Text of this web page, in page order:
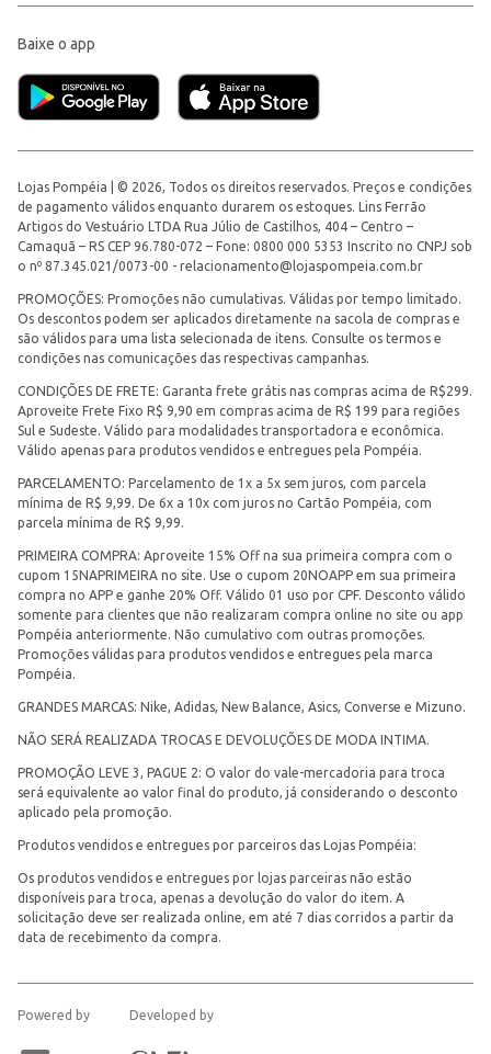
Baixe o app
Lojas Pompéia | © 2026, Todos os direitos reservados. Preços e condições
de pagamento válidos enquanto durarem os estoques. Lins Ferrão
Artigos do Vestuário LTDA Rua Júlio de Castilhos, 404 – Centro –
Camaquã – RS CEP 96.780-072 – Fone: 0800 000 5353 Inscrito no CNPJ sob
o nº 87.345.021/0073-00 - relacionamento@lojaspompeia.com.br
PROMOÇÕES: Promoções não cumulativas. Válidas por tempo limitado.
Os descontos podem ser aplicados diretamente na sacola de compras e
são válidos para uma lista selecionada de itens. Consulte os termos e
condições nas comunicações das respectivas campanhas.
CONDIÇÕES DE FRETE: Garanta frete grátis nas compras acima de R$299.
Aproveite Frete Fixo R$ 9,90 em compras acima de R$ 199 para regiões
Sul e Sudeste. Válido para modalidades transportadora e econômica.
Válido apenas para produtos vendidos e entregues pela Pompéia.
PARCELAMENTO: Parcelamento de 1x a 5x sem juros, com parcela
mínima de R$ 9,99. De 6x a 10x com juros no Cartão Pompéia, com
parcela mínima de R$ 9,99.
PRIMEIRA COMPRA: Aproveite 15% Off na sua primeira compra com o
cupom 15NAPRIMEIRA no site. Use o cupom 20NOAPP em sua primeira
compra no APP e ganhe 20% Off. Válido 01 uso por CPF. Desconto válido
somente para clientes que não realizaram compra online no site ou app
Pompéia anteriormente. Não cumulativo com outras promoções.
Promoções válidas para produtos vendidos e entregues pela marca
Pompéia.
GRANDES MARCAS: Nike, Adidas, New Balance, Asics, Converse e Mizuno.
NÃO SERÁ REALIZADA TROCAS E DEVOLUÇÕES DE MODA INTIMA.
PROMOÇÃO LEVE 3, PAGUE 2: O valor do vale-mercadoria para troca
será equivalente ao valor final do produto, já considerando o desconto
aplicado pela promoção.
Produtos vendidos e entregues por parceiros das Lojas Pompéia:
Os produtos vendidos e entregues por lojas parceiras não estão
disponíveis para troca, apenas a devolução do valor do item. A
solicitação deve ser realizada online, em até 7 dias corridos a partir da
data de recebimento da compra.
Powered by Developed by